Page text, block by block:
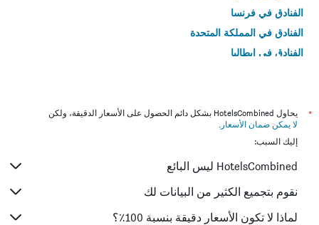
الفنادق في فرنسا
الفنادق في المملكة المتحدة
الفنادق في إيطاليا
*
يحاول HotelsCombined بشكل دائم الحصول على الأسعار الدقيقة، ولكن
لا يمكن ضمان الأسعار .
إليك السبب:
HotelsCombined ليس البائع
نقوم بتجميع الكثير من البيانات لك
لماذا لا تكون الأسعار دقيقة بنسبة 100٪؟